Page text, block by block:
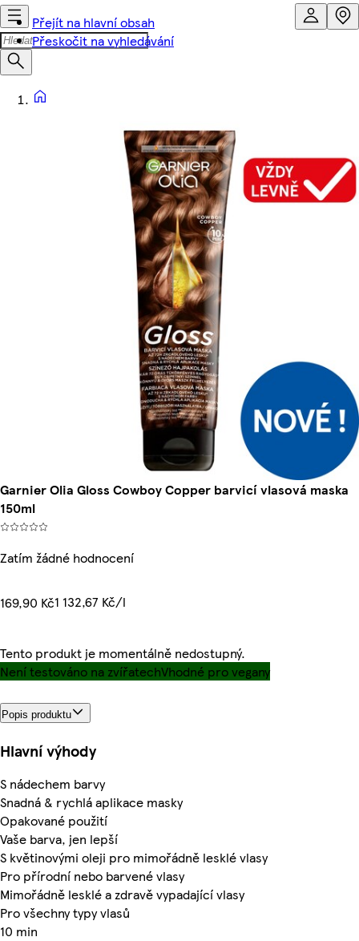
Přejít na hlavní obsah
Přeskočit na vyhledávání
Garnier Olia Gloss Cowboy Copper barvicí vlasová maska
150ml
Zatím žádné hodnocení
169,90 Kč1 132,67 Kč/l
Tento produkt je momentálně nedostupný.
Není testováno na zvířatechVhodné pro vegany
Popis produktu
Hlavní výhody
S nádechem barvy
Snadná & rychlá aplikace masky
Opakované použití
Vaše barva, jen lepší
S květinovými oleji pro mimořádně lesklé vlasy
Pro přírodní nebo barvené vlasy
Mimořádně lesklé a zdravě vypadající vlasy
Pro všechny typy vlasů
10 min